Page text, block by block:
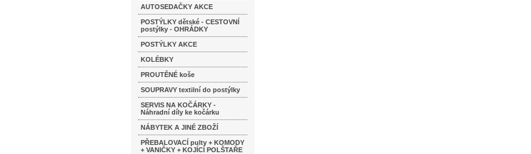
AUTOSEDAČKY AKCE
POSTÝLKY dětské - CESTOVNÍ
postýlky - OHRÁDKY
POSTÝLKY AKCE
KOLÉBKY
PROUTĚNÉ koše
SOUPRAVY textilní do postýlky
SERVIS NA KOČÁRKY -
Náhradní díly ke kočárku
NÁBYTEK A JINÉ ZBOŽÍ
PŘEBALOVACÍ pulty + KOMODY
+ VANIČKY + KOJÍCÍ POLŠTAŘE